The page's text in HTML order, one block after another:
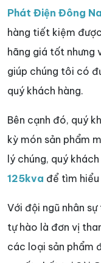
Phát Điện Đông
hàng tiết kiệm
hãng giá tốt nhưng
giúp chúng tôi có
quý khách hàng.
Bên cạnh đó, quý
kỳ món sản phẩm
lý chúng, quý
125kva để tìm
Với đội ngũ nhân
tự hào là đơn vị
các loại sản phẩm